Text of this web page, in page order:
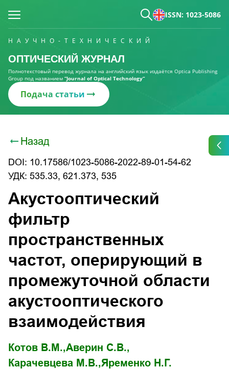
ISSN: 1023-5086
НАУЧНО-ТЕХНИЧЕСКИЙ
ОПТИЧЕСКИЙ ЖУРНАЛ
Полнотекстовый перевод журнала на английский язык издаётся Optica Publishing
Group под названием “Journal of Optical Technology“
Подача статьи
Назад
DOI: 10.17586/1023-5086-2022-89-01-54-62
УДК: 535.33, 621.373, 535
Акустооптический
фильтр
пространственных
частот, оперирующий в
промежуточной области
акустооптического
взаимодействия
Котов В.М.,Аверин С.В.,
Карачевцева М.В.,Яременко Н.Г.